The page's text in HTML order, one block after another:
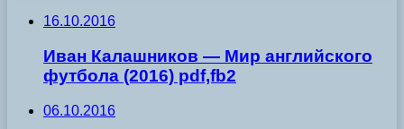
16.10.2016
Иван Калашников — Мир английского
футбола (2016) pdf,fb2
06.10.2016